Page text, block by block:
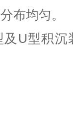
布均匀。
U型积沉